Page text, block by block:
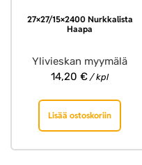
27×27/15×2400 Nurkkalista
Haapa
Ylivieskan myymälä
14,20 € / kpl
Lisää ostoskoriin